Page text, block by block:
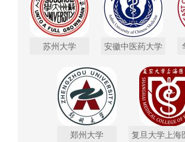
苏州大学 安徽中医药大学
郑州大学 复旦大学上海